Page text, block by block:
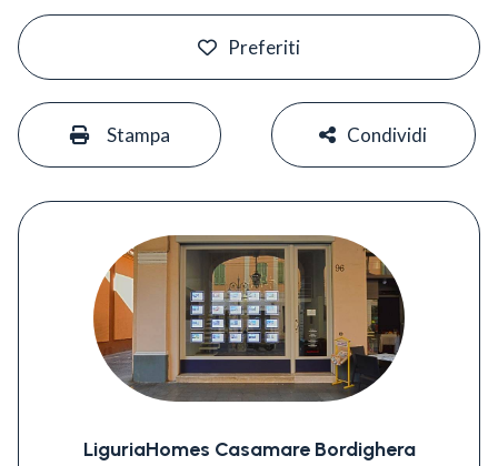
Preferiti
Stampa Condividi
LiguriaHomes Casamare Bordighera